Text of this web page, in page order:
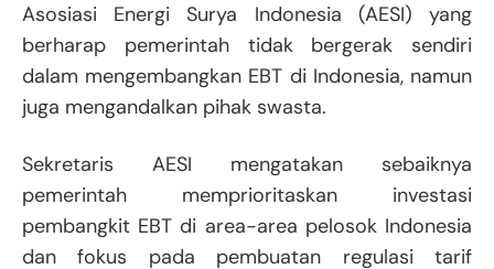
Asosiasi Energi Surya Indonesia (AESI) yang
berharap pemerintah tidak bergerak sendiri
dalam mengembangkan EBT di Indonesia, namun
juga mengandalkan pihak swasta.
Sekretaris AESI mengatakan sebaiknya
pemerintah memprioritaskan investasi
pembangkit EBT di area-area pelosok Indonesia
dan fokus pada pembuatan regulasi tarif